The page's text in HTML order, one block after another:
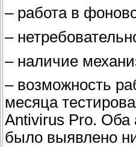
– работа в
–
– наличие
– возможность
месяца
Antivirus Pro. Оба
было выявлено